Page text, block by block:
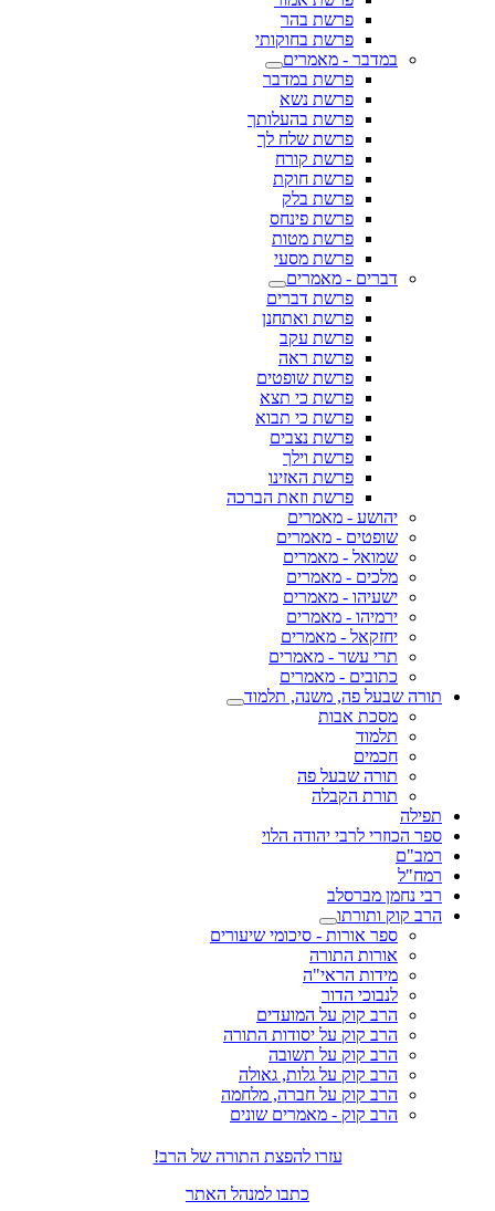
פרשת בהר
פרשת בחוקותי
במדבר - מאמרים
פרשת במדבר
פרשת נשא
פרשת בהעלותך
פרשת שלח לך
פרשת קורח
פרשת חוקת
פרשת בלק
פרשת פינחס
פרשת מטות
פרשת מסעי
דברים - מאמרים
פרשת דברים
פרשת ואתחנן
פרשת עקב
פרשת ראה
פרשת שופטים
פרשת כי תצא
פרשת כי תבוא
פרשת נצבים
פרשת וילך
פרשת האזינו
פרשת וזאת הברכה
יהושע - מאמרים
שופטים - מאמרים
שמואל - מאמרים
מלכים - מאמרים
ישעיהו - מאמרים
ירמיהו - מאמרים
יחזקאל - מאמרים
תרי עשר - מאמרים
כתובים - מאמרים
תורה שבעל פה, משנה, תלמוד
מסכת אבות
תלמוד
חכמים
תורה שבעל פה
תורת הקבלה
תפילה
ספר הכוזרי לרבי יהודה הלוי
רמב"ם
רמח"ל
רבי נחמן מברסלב
הרב קוק ותורתו
ספר אורות - סיכומי שיעורים
אורות התורה
מידות הראי"ה
לנבוכי הדור
הרב קוק על המועדים
הרב קוק על יסודות התורה
הרב קוק על תשובה
הרב קוק על גלות, גאולה
הרב קוק על חברה, מלחמה
הרב קוק - מאמרים שונים
עזרו להפצת התורה של הרב!
כתבו למנהל האתר